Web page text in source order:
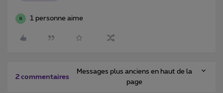
B 1 personne aime
2 commentaires
Messages plus anciens en haut de la
page